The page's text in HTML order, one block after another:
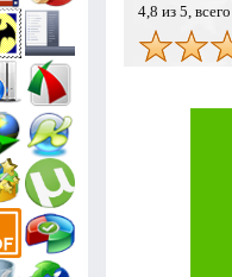
4,8 из 5,